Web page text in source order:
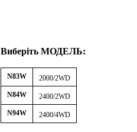
Виберіть МОДЕЛЬ:
N83W
2000/2WD
N84W
2400/2WD
N94W
2400/4WD